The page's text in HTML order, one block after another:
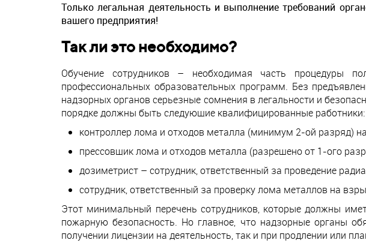
Только легальная деятельность и выполнение требований
вашего предприятия!
Так ли это необходимо?
Обучение сотрудников – необходимая часть процедуры
профессиональных образовательных программ. Без
надзорных органов серьезные сомнения в легальности и
порядке должны быть следующие квалифицированные работники:
контроллер лома и отходов металла (минимум 2-ой разряд)
прессовщик лома и отходов металла (разрешено от 1-ого
дозиметрист – сотрудник, ответственный за проведение
сотрудник, ответственный за проверку лома металлов на
Этот минимальный перечень сотрудников, которые должны
пожарную безопасность. Но главное, что надзорные органы
получении лицензии на деятельность, так и при продлении или